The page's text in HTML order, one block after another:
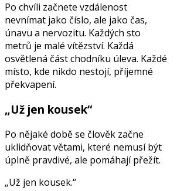
Po chvíli začnete vzdálenost
nevnímat jako číslo, ale jako čas,
únavu a nervozitu. Každých sto
metrů je malé vítězství. Každá
osvětlená část chodníku úleva. Každé
místo, kde nikdo nestojí, příjemné
překvapení.
„Už jen kousek“
Po nějaké době se člověk začne
uklidňovat větami, které nemusí být
úplně pravdivé, ale pomáhají přežít.
„Už jen kousek.“